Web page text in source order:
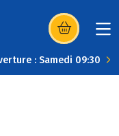
(s’ouvre dans
: Samedi 09:30